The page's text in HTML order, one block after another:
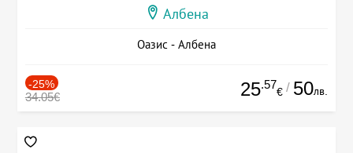
Албена
Оазис - Албена
-25%
34.05€ 25.57
€ / 50лв.